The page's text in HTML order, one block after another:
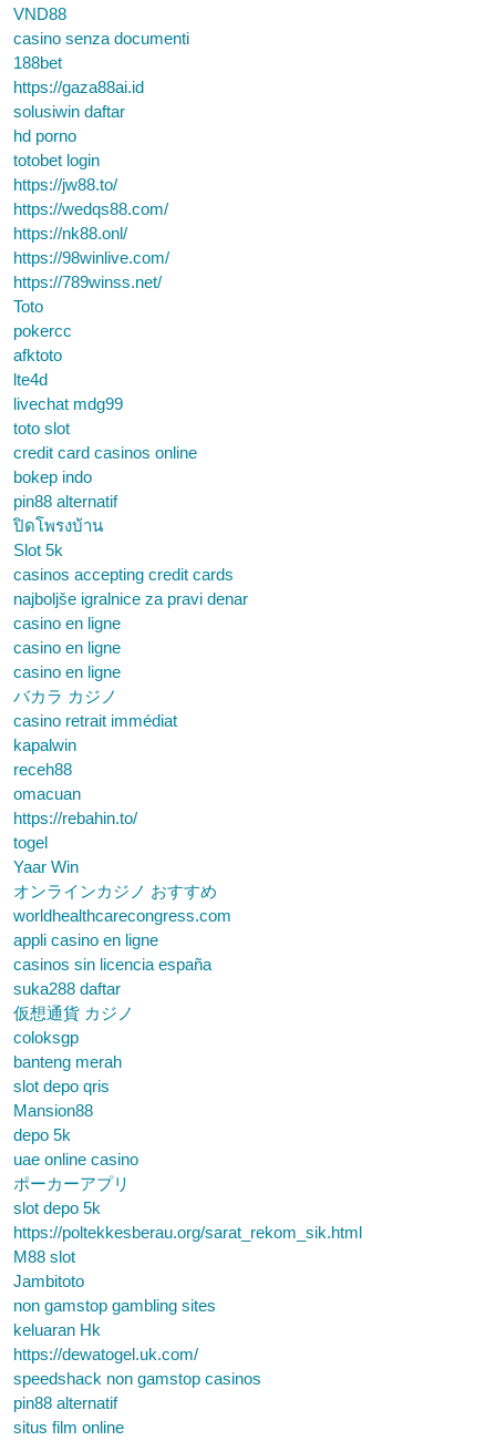
VND88
casino senza documenti
188bet
https://gaza88ai.id
solusiwin daftar
hd porno
totobet login
https://jw88.to/
https://wedqs88.com/
https://nk88.onl/
https://98winlive.com/
https://789winss.net/
Toto
pokercc
afktoto
lte4d
livechat mdg99
toto slot
credit card casinos online
bokep indo
pin88 alternatif
ปิดโพรงบ้าน
Slot 5k
casinos accepting credit cards
najboljše igralnice za pravi denar
casino en ligne
casino en ligne
casino en ligne
バカラ カジノ
casino retrait immédiat
kapalwin
receh88
omacuan
https://rebahin.to/
togel
Yaar Win
オンラインカジノ おすすめ
worldhealthcarecongress.com
appli casino en ligne
casinos sin licencia españa
suka288 daftar
仮想通貨 カジノ
coloksgp
banteng merah
slot depo qris
Mansion88
depo 5k
uae online casino
ポーカーアプリ
slot depo 5k
https://poltekkesberau.org/sarat_rekom_sik.html
M88 slot
Jambitoto
non gamstop gambling sites
keluaran Hk
https://dewatogel.uk.com/
speedshack non gamstop casinos
pin88 alternatif
situs film online